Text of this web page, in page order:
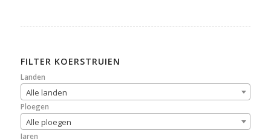
FILTER KOERSTRUIEN
Landen
Alle landen
Ploegen
Alle ploegen
Jaren